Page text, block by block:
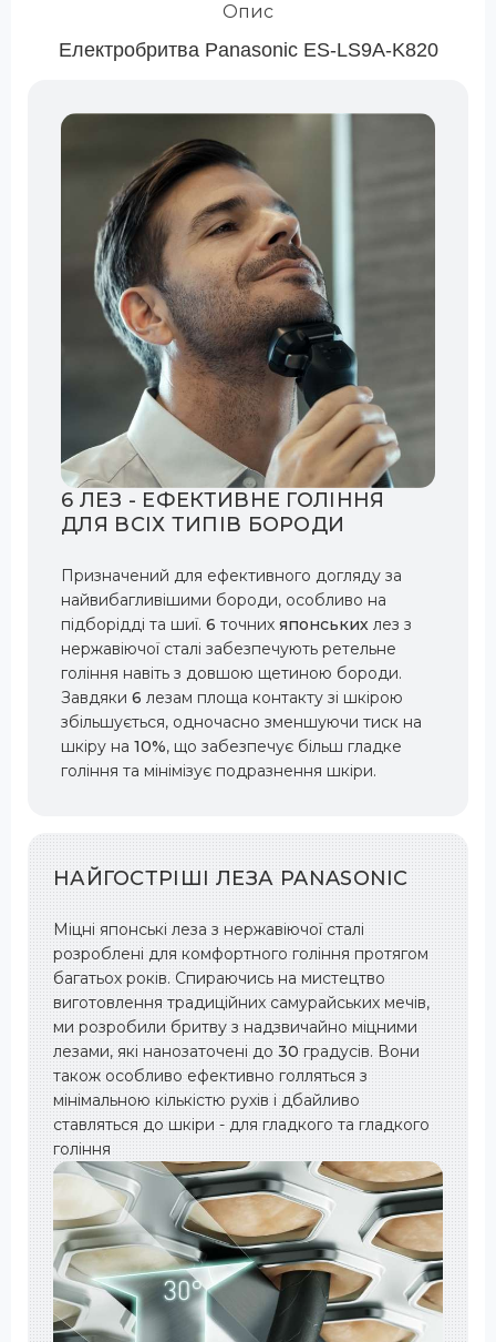
Опис
Електробритва Panasonic ES-LS9A-K820
6 ЛЕЗ - ЕФЕКТИВНЕ ГОЛІННЯ
ДЛЯ ВСІХ ТИПІВ БОРОДИ
Призначений для ефективного догляду за
найвибагливішими бороди, особливо на
підборідді та шиї. 6 точних японських лез з
нержавіючої сталі забезпечують ретельне
гоління навіть з довшою щетиною бороди.
Завдяки 6 лезам площа контакту зі шкірою
збільшується, одночасно зменшуючи тиск на
шкіру на 10%, що забезпечує більш гладке
гоління та мінімізує подразнення шкіри.
НАЙГОСТРІШІ ЛЕЗАPANASONIC
Міцні японські леза з нержавіючої сталі
розроблені для комфортного гоління протягом
багатьох років. Спираючись на мистецтво
виготовлення традиційних самурайських мечів,
ми розробили бритву з надзвичайно міцними
лезами, які нанозаточені до30градусів. Вони
також особливо ефективно голляться з
мінімальною кількістю рухів і дбайливо
ставляться до шкіри - для гладкого та гладкого
гоління